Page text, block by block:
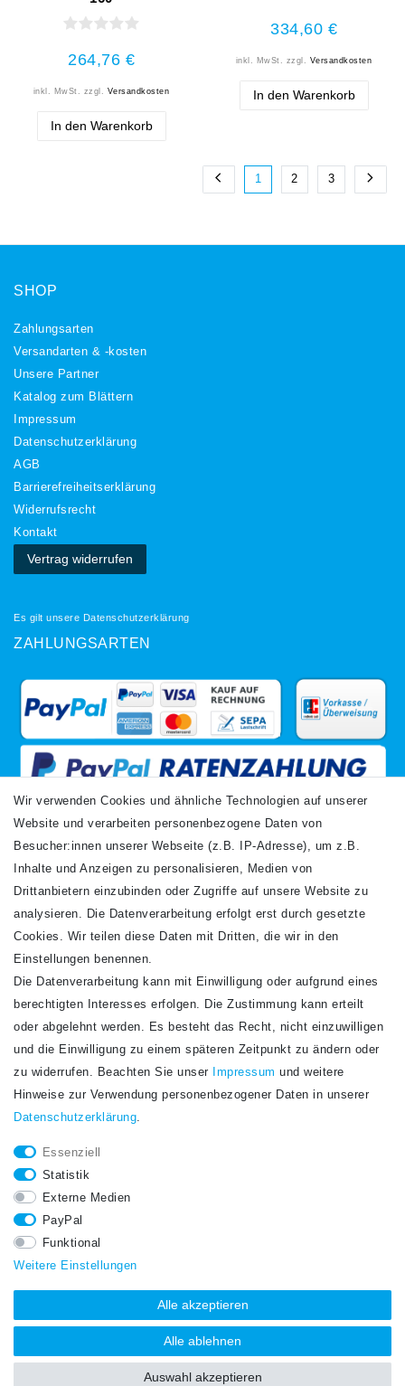
264,76 €
inkl. MwSt. zzgl. Versandkosten
In den Warenkorb
334,60 €
inkl. MwSt. zzgl. Versandkosten
In den Warenkorb
1 2 3
SHOP
Zahlungsarten
Versandarten & -kosten
Unsere Partner
Katalog zum Blättern
Impressum
Daten­schutz­erklärung
AGB
Barrierefreiheitserklärung
Widerrufs­recht
Kontakt
Vertrag widerrufen
Es gilt unsere Datenschutzerklärung
ZAHLUNGSARTEN
VERSANDARTEN
Newsletter
Honig
Hiermit bestätige ich, dass ich dieDaten­schutz­erklärunggelesen habe. Meine
STAY CONNECTED.
Wir verwenden Cookies und ähnliche Technologien auf unserer
Website und verarbeiten personenbezogene Daten von
Besucher:innen unserer Webseite (z.B. IP-Adresse), um z.B.
Inhalte und Anzeigen zu personalisieren, Medien von
Drittanbietern einzubinden oder Zugriffe auf unsere Website zu
analysieren. Die Datenverarbeitung erfolgt erst durch gesetzte
Cookies. Wir teilen diese Daten mit Dritten, die wir in den
Einstellungen benennen.
Die Datenverarbeitung kann mit Einwilligung oder aufgrund eines
berechtigten Interesses erfolgen. Die Zustimmung kann erteilt
oder abgelehnt werden. Es besteht das Recht, nicht einzuwilligen
und die Einwilligung zu einem späteren Zeitpunkt zu ändern oder
zu widerrufen. Beachten Sie unser
Impressum und weitere
Hinweise zur Verwendung personenbezogener Daten in unserer
Daten­schutz­erklärung.
Essenziell
Statistik
Externe Medien
PayPal
Funktional
Weitere Einstellungen
Alle akzeptieren
Alle ablehnen
Auswahl akzeptieren